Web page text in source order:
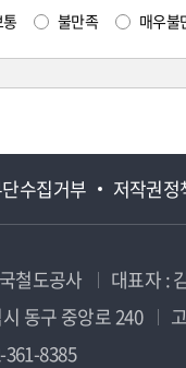
불만족 매우불
수집거부 저작권정
철도공사 대표자 :
동구 중앙로 240
361-8385